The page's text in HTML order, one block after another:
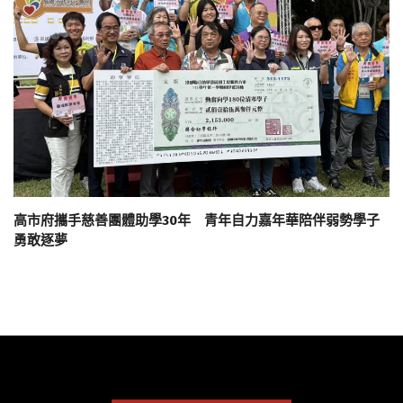
高市府攜手慈善團體助學30年 青年自力嘉年華陪伴弱勢學子
勇敢逐夢